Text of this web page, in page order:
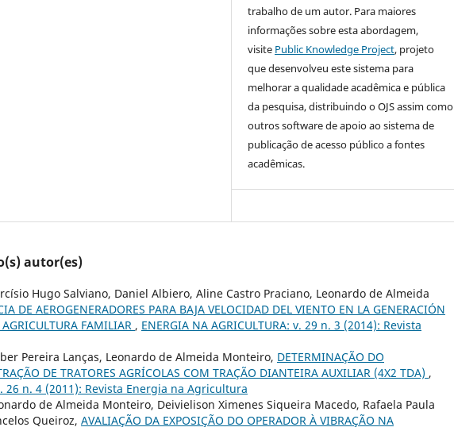
trabalho de um autor. Para maiores
informações sobre esta abordagem,
visite Public Knowledge Project, projeto
que desenvolveu este sistema para
melhorar a qualidade acadêmica e pública
da pesquisa, distribuindo o OJS assim como
outros software de apoio ao sistema de
publicação de acesso público a fontes
acadêmicas.
autor(es)
Hugo Salviano, Daniel Albiero, Aline Castro Praciano, Leonardo de Almeida
DE AEROGENERADORES PARA BAJA VELOCIDAD DEL VIENTO EN LA GENERACIÓN
FAMILIAR , ENERGIA NA AGRICULTURA: v. 29 n. 3 (2014): Revista
Pereira Lanças, Leonardo de Almeida Monteiro, DETERMINAÇÃO DO
DE TRATORES AGRÍCOLAS COM TRAÇÃO DIANTEIRA AUXILIAR (4X2 TDA) ,
26 n. 4 (2011): Revista Energia na Agricultura
de Almeida Monteiro, Deivielison Ximenes Siqueira Macedo, Rafaela Paula
Queiroz, AVALIAÇÃO DA EXPOSIÇÃO DO OPERADOR À VIBRAÇÃO NA